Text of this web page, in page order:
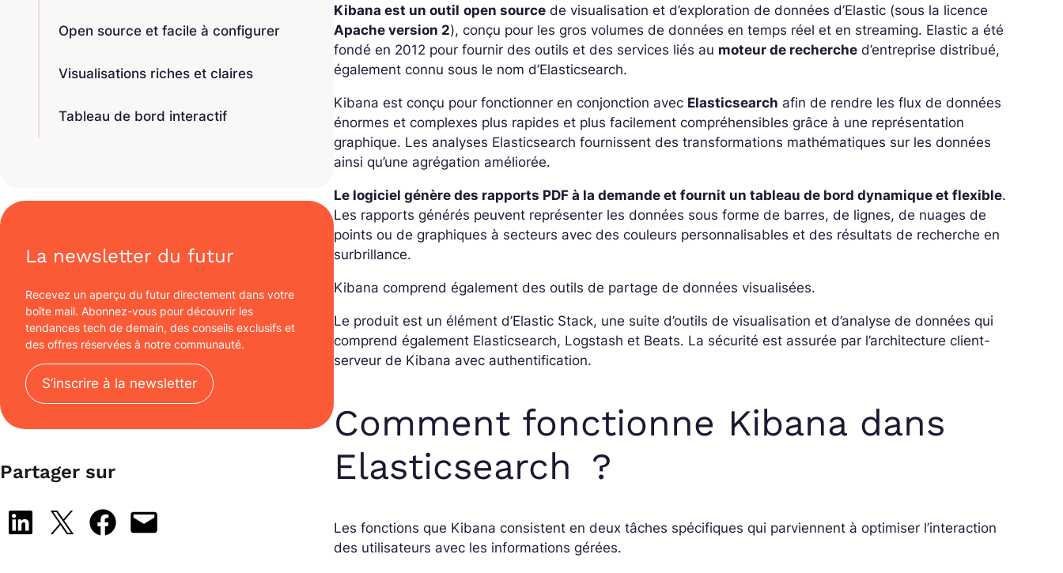
Open source et facile à configurer
Visualisations riches et claires
Tableau de bord interactif
La newsletter du futur
Recevez un aperçu du futur directement dans votre
boîte mail. Abonnez-vous pour découvrir les
tendances tech de demain, des conseils exclusifs et
des offres réservées à notre communauté.
S’inscrire à la newsletter
Partager sur
Share on LinkedIn
Share on X Share on Facebook
Email this Page
Kibana est un outil open source de visualisation et d’exploration de données d’Elastic (sous la licence
Apache version 2), conçu pour les gros volumes de données en temps réel et en streaming. Elastic a été
fondé en 2012 pour fournir des outils et des services liés au moteur de recherche d’entreprise distribué,
également connu sous le nom d’Elasticsearch.
Kibana est conçu pour fonctionner en conjonction avec Elasticsearch afin de rendre les flux de données
énormes et complexes plus rapides et plus facilement compréhensibles grâce à une représentation
graphique. Les analyses Elasticsearch fournissent des transformations mathématiques sur les données
ainsi qu’une agrégation améliorée.
Le logiciel génère des rapports PDF à la demande et fournit un tableau de bord dynamique et flexible.
Les rapports générés peuvent représenter les données sous forme de barres, de lignes, de nuages ​​de
points ou de graphiques à secteurs avec des couleurs personnalisables et des résultats de recherche en
surbrillance.
Kibana comprend également des outils de partage de données visualisées.
Le produit est un élément d’Elastic Stack, une suite d’outils de visualisation et d’analyse de données qui
comprend également Elasticsearch, Logstash et Beats. La sécurité est assurée par l’architecture client-
serveur de Kibana avec authentification.
Comment fonctionne Kibana dans
Elasticsearch ?
Les fonctions que Kibana consistent en deux tâches spécifiques qui parviennent à optimiser l’interaction
des utilisateurs avec les informations gérées.